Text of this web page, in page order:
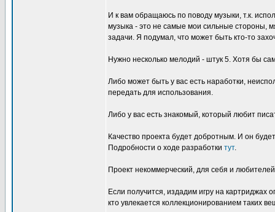
И к вам обращаюсь по поводу музыки, т.к.
музыка - это не самые мои сильные стороны,
задачи. Я подумал, что может быть кто-то
Нужно несколько мелодий - штук 5. Хотя бы
Либо может быть у вас есть наработки,
передать для использования.
Либо у вас есть знакомый, который любит
Качество проекта будет добротным. И он
Подробности о ходе разработки тут.
Проект некоммерческий, для себя и
Если получится, издадим игру на картриджах
кто увлекается коллекционированием таких